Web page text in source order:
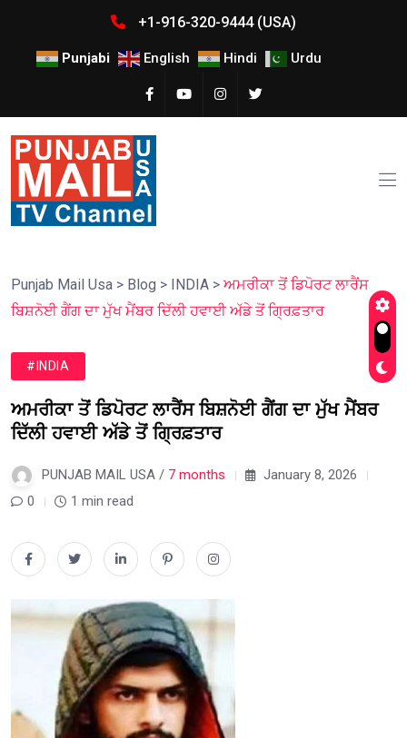
+1-916-320-9444 (USA)
Punjabi English Hindi Urdu
Punjab Mail Usa > Blog > INDIA > ਅਮਰੀਕਾ ਤੋਂ ਡਿਪੋਰਟ ਲਾਰੈਂਸ
ਬਿਸ਼ਨੋਈ ਗੈਂਗ ਦਾ ਮੁੱਖ ਮੈਂਬਰ ਦਿੱਲੀ ਹਵਾਈ ਅੱਡੇ ਤੋਂ ਗ੍ਰਿਫ਼ਤਾਰ
#INDIA
ਅਮਰੀਕਾ ਤੋਂ ਡਿਪੋਰਟ ਲਾਰੈਂਸ ਬਿਸ਼ਨੋਈ ਗੈਂਗ ਦਾ ਮੁੱਖ ਮੈਂਬਰ
ਦਿੱਲੀ ਹਵਾਈ ਅੱਡੇ ਤੋਂ ਗ੍ਰਿਫ਼ਤਾਰ
PUNJAB MAIL USA / 7 months
January 8, 2026
0
1 min read